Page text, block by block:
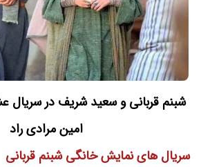
شبنم قربانی و سعید شریف در
امین مرادی راد
سریال های نمایش خانگی شبنم قربانی